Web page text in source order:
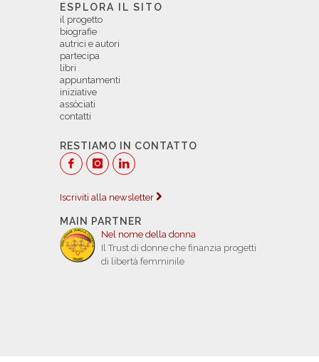
ESPLORA IL SITO
il progetto
biografie
autrici e autori
partecipa
libri
appuntamenti
iniziative
assòciati
contatti
RESTIAMO IN CONTATTO
Iscriviti alla newsletter
MAIN PARTNER
Nel nome della donna
Il Trust di donne che finanzia progetti
di libertà femminile